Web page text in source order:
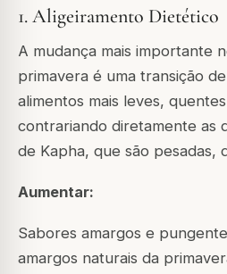
1. Aligeiramento Dietético
A mudança mais importante
primavera é uma transição
alimentos mais leves,
contrariando diretamente as
de Kapha, que são pesadas,
Aumentar:
Sabores amargos e
amargos naturais da